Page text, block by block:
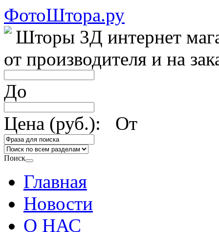
ФотоШтора.ру
Шторы 3Д интернет
от производителя и на
До
Цена (руб.): От
Поиск
Главная
Новости
О НАС